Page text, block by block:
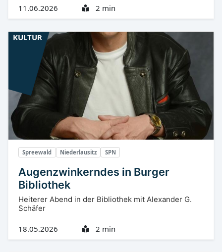
11.06.2026 2 min
Spreewald Niederlausitz SPN
Augenzwinkerndes in Burger
Bibliothek
Heiterer Abend in der Bibliothek mit Alexander G.
Schäfer
18.05.2026 2 min
KULTUR